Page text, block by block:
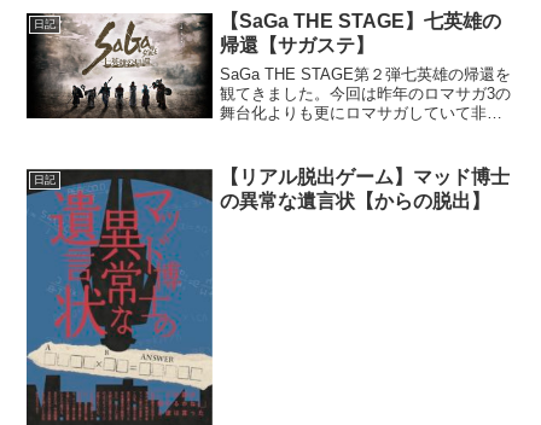
日記
【SaGa THE STAGE】七英雄の
帰還【サガステ】
SaGa THE STAGE第２弾七英雄の帰還を
観てきました。今回は昨年のロマサガ3の
舞台化よりも更にロマサガしていて非常
日記
【リアル脱出ゲーム】マッド博士
の異常な遺言状【からの脱出】